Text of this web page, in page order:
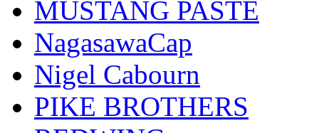
MUSTANG PASTE
NagasawaCap
Nigel Cabourn
PIKE BROTHERS